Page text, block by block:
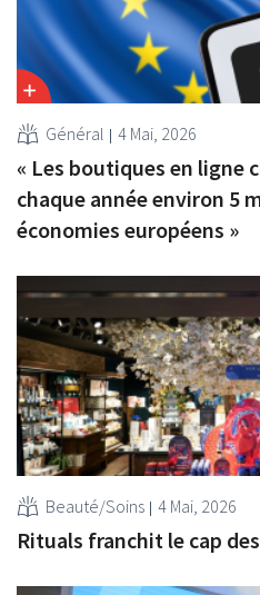
Général 4 Mai, 2026
« Les boutiques en ligne
chaque année environ 5
économies européens »
Beauté/Soins 4 Mai, 2026
Rituals franchit le cap